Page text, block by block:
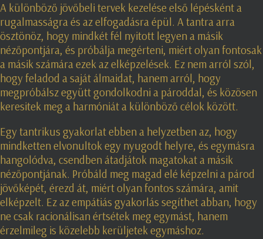
A különböző jövőbeli tervek kezelése első lépésként a
rugalmasságra és az elfogadásra épül. A tantra arra
ösztönöz, hogy mindkét fél nyitott legyen a másik
nézőpontjára, és próbálja megérteni, miért olyan fontosak
a másik számára ezek az elképzelések. Ez nem arról szól,
hogy feladod a saját álmaidat, hanem arról, hogy
megpróbálsz együtt gondolkodni a pároddal, és közösen
keresitek meg a harmóniát a különböző célok között.
Egy tantrikus gyakorlat ebben a helyzetben az, hogy
mindketten elvonultok egy nyugodt helyre, és egymásra
hangolódva, csendben átadjátok magatokat a másik
nézőpontjának. Próbáld meg magad elé képzelni a párod
jövőképét, érezd át, miért olyan fontos számára, amit
elképzelt. Ez az empátiás gyakorlás segíthet abban, hogy
ne csak racionálisan értsétek meg egymást, hanem
érzelmileg is közelebb kerüljetek egymáshoz.